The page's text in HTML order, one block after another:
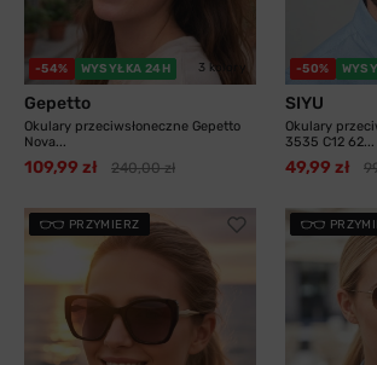
-54% WYSYŁKA 24H 3 kolory
Gepetto
Okulary przeciwsłoneczne Gepetto
Nova...
109,99 zł 240,00 zł
-50%
SIYU
Okulary
3535 C12 62...
49,99 zł
PRZYMIERZ